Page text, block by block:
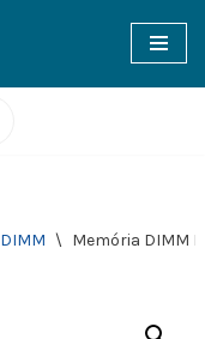
DIMM \ Memória DIMM